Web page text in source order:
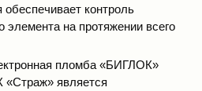
контроль
элемента на протяжении всего
пломба «БИГЛОК»
является